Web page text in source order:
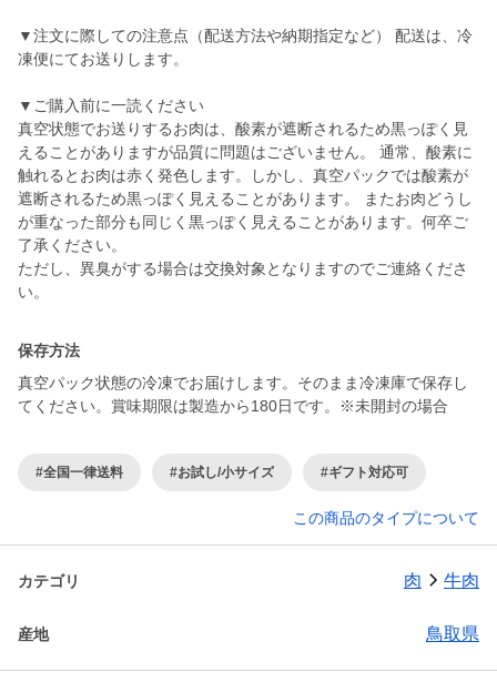
▼注文に際しての注意点（配送方法や納期指定など） 配送は、冷
凍便にてお送りします。
▼ご購入前に一読ください
真空状態でお送りするお肉は、酸素が遮断されるため黒っぽく見
えることがありますが品質に問題はございません。 通常、酸素に
触れるとお肉は赤く発色します。しかし、真空パックでは酸素が
遮断されるため黒っぽく見えることがあります。 またお肉どうし
が重なった部分も同じく黒っぽく見えることがあります。何卒ご
了承ください。
ただし、異臭がする場合は交換対象となりますのでご連絡くださ
い。
保存方法
真空パック状態の冷凍でお届けします。そのまま冷凍庫で保存し
てください。賞味期限は製造から180日です。※未開封の場合
#全国一律送料 #お試し/小サイズ #ギフト対応可
この商品のタイプについて
カテゴリ 肉 牛肉
産地 鳥取県